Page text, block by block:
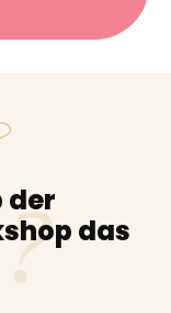
der
das